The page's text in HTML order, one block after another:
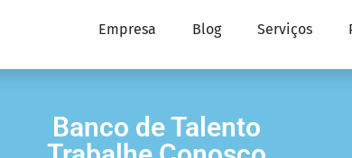
Empresa Blog Serviços
Banco de Talento